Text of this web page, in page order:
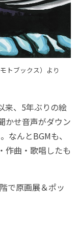
トブックス）より
来、5年ぶりの絵
かせ音声がダウン
なんとBGMも、
作曲・歌唱したも
で原画展＆ポッ